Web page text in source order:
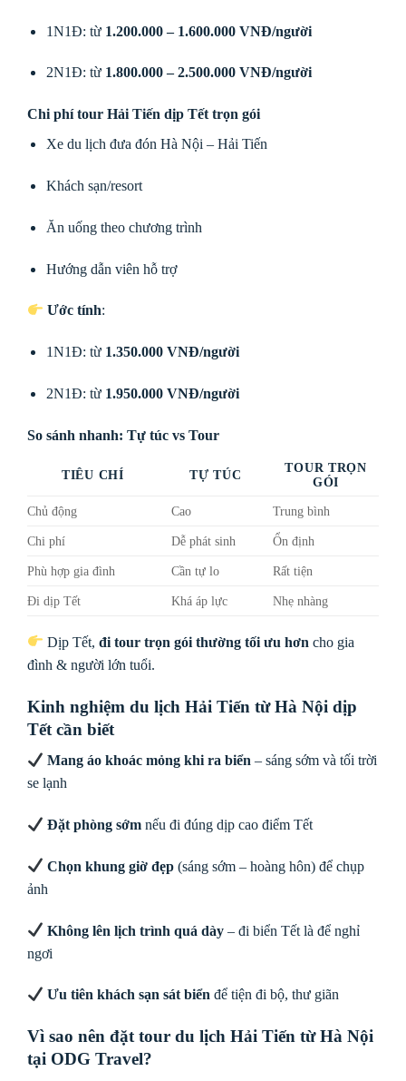
1N1Đ: từ 1.200.000 – 1.600.000 VNĐ/người
2N1Đ: từ 1.800.000 – 2.500.000 VNĐ/người
Chi phí tour Hải Tiến dịp Tết trọn gói
Xe du lịch đưa đón Hà Nội – Hải Tiến
Khách sạn/resort
Ăn uống theo chương trình
Hướng dẫn viên hỗ trợ
Ước tính:
1N1Đ: từ 1.350.000 VNĐ/người
2N1Đ: từ 1.950.000 VNĐ/người
So sánh nhanh: Tự túc vs Tour
TIÊU CHÍ TỰ TÚC
TOUR TRỌN
GÓI
Chủ động
Cao Trung bình
Chi phí Dễ phát sinh Ổn định
Phù hợp gia đình Cần tự lo Rất tiện
Đi dịp Tết Khá áp lực Nhẹ nhàng
Dịp Tết,đi tour trọn gói thường tối ưu hơn cho gia
đình & người lớn tuổi.
Kinh nghiệm du lịch Hải Tiến từ Hà Nội dịp
Tết cần biết
Mang áo khoác mỏng khi ra biển – sáng sớm và tối trời
se lạnh
Đặt phòng sớm nếu đi đúng dịp cao điểm Tết
Chọn khung giờ đẹp (sáng sớm – hoàng hôn) để chụp
ảnh
Không lên lịch trình quá dày – đi biển Tết là để nghỉ
ngơi
Ưu tiên khách sạn sát biển để tiện đi bộ, thư giãn
Vì sao nên đặt tour du lịch Hải Tiến từ Hà Nội
tại ODG Travel?